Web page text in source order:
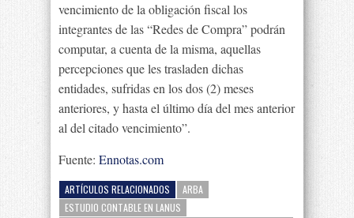
vencimiento de la obligación fiscal los
integrantes de las “Redes de Compra” podrán
computar, a cuenta de la misma, aquellas
percepciones que les trasladen dichas
entidades, sufridas en los dos (2) meses
anteriores, y hasta el último día del mes anterior
al del citado vencimiento”.
Fuente: Ennotas.com
ARTÍCULOS RELACIONADOS
ARBA
ESTUDIO CONTABLE EN LANUS